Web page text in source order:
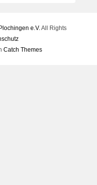
e.V.All Rights
Catch Themes